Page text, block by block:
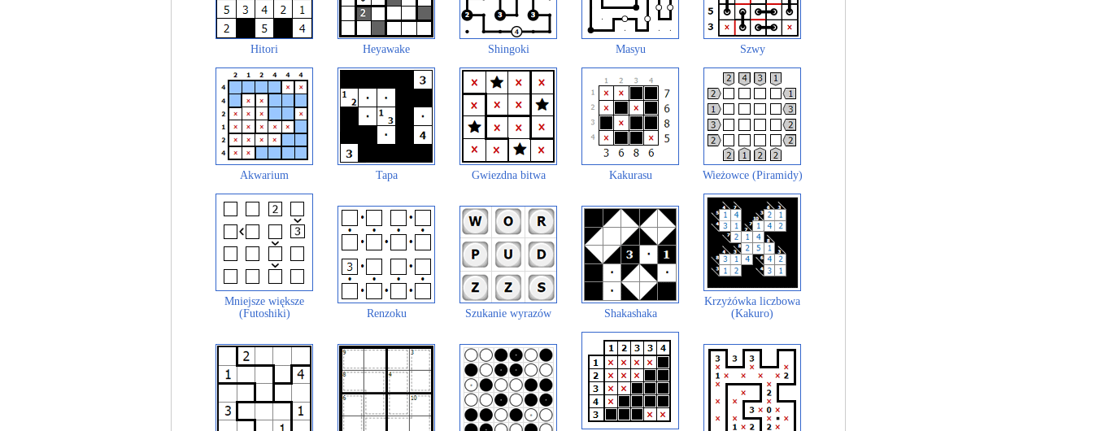
Hitori Heyawake Shingoki Masyu Szwy
Akwarium Tapa Gwiezdna bitwa Kakurasu Wieżowce (Piramidy)
Mniejsze większe
(Futoshiki)
Renzoku Szukanie wyrazów Shakashaka
Krzyżówka liczbowa
(Kakuro)